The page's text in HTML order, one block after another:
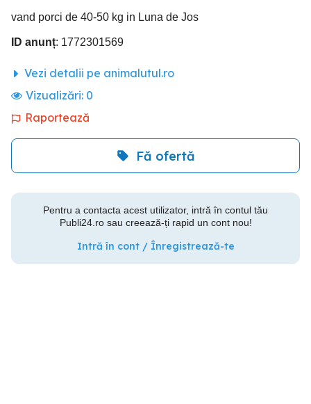
vand porci de 40-50 kg in Luna de Jos
ID anunț: 1772301569
Vezi detalii pe animalutul.ro
Vizualizări: 0
Raportează
Fă ofertă
Pentru a contacta acest utilizator, intră în contul tău
Publi24.ro sau creează-ți rapid un cont nou!
Intră în cont / Înregistrează-te